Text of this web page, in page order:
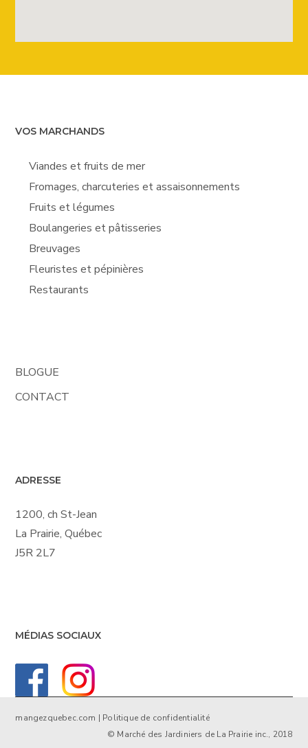
VOS MARCHANDS
Viandes et fruits de mer
Fromages, charcuteries et assaisonnements
Fruits et légumes
Boulangeries et pâtisseries
Breuvages
Fleuristes et pépinières
Restaurants
BLOGUE
CONTACT
ADRESSE
1200, ch St-Jean
La Prairie, Québec
J5R 2L7
MÉDIAS SOCIAUX
mangezquebec.com | Politique de confidentialité
© Marché des Jardiniers de La Prairie inc., 2018